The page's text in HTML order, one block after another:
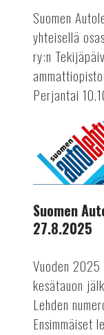
perjantaina
ja
lauantaina
10.-11.10.2025
Suomen
yhteisellä
ry:n
Perjantai
Autolehti
3/2025
ilmestyy
Suomen
27.8.2025
Vuoden 2025
kesätauon
Lehden
Ensimmäiset